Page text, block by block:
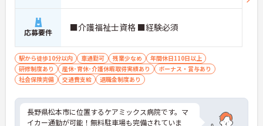
応募要件 ■介護福祉士資格 ■経験必須
駅から徒歩10分以内 車通勤可 残業少なめ
年間休日110日以上
研修制度あり
産休･育休･介護休暇取得実績あり
ボーナス・賞与あり
社会保険完備
交通費支給 退職金制度あり
長野県松本市に位置するケアミックス病院です。マ
イカー通勤が可能！無料駐車場も完備されていま